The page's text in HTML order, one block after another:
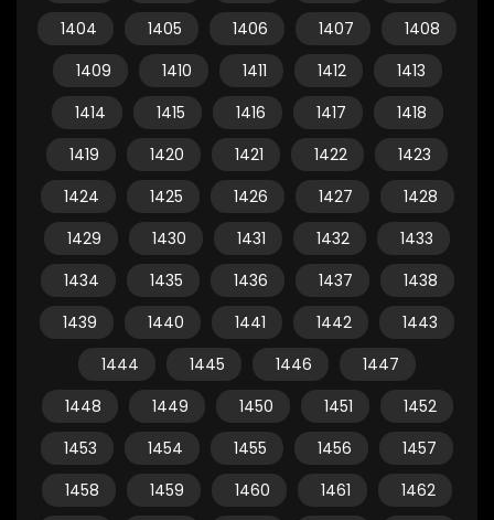
1404
1405 1406 1407
1408
1409
1410 1411 1412
1413
1414
1415 1416 1417
1418
1419
1420 1421 1422
1423
1424
1425 1426 1427
1428
1429
1430 1431 1432
1433
1434
1435 1436 1437
1438
1439
1440 1441 1442
1443
1444
1445 1446
1447
1448
1449 1450 1451
1452
1453
1454 1455 1456
1457
1458
1459 1460 1461
1462